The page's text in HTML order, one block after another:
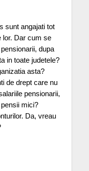
sunt angajati tot
lor. Dar cum se
dupa
in toate judetele?
asta?
de drept care nu
pensionarii,
mici?
Da, vreau